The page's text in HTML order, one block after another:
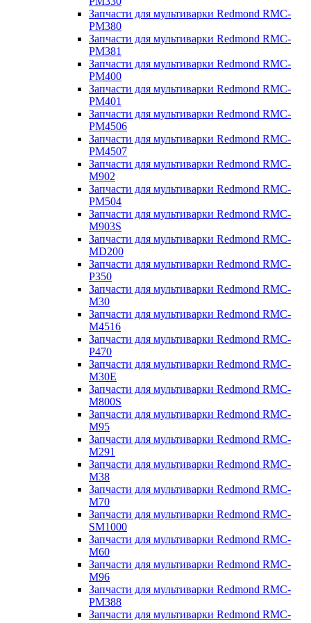
Запчасти для мультиварки Redmond RMC-
PM380
Запчасти для мультиварки Redmond RMC-
PM381
Запчасти для мультиварки Redmond RMC-
PM400
Запчасти для мультиварки Redmond RMC-
PM401
Запчасти для мультиварки Redmond RMC-
PM4506
Запчасти для мультиварки Redmond RMC-
PM4507
Запчасти для мультиварки Redmond RMC-
M902
Запчасти для мультиварки Redmond RMC-
PM504
Запчасти для мультиварки Redmond RMC-
M903S
Запчасти для мультиварки Redmond RMC-
MD200
Запчасти для мультиварки Redmond RMC-
P350
Запчасти для мультиварки Redmond RMC-
M30
Запчасти для мультиварки Redmond RMC-
M4516
Запчасти для мультиварки Redmond RMC-
P470
Запчасти для мультиварки Redmond RMC-
M30E
Запчасти для мультиварки Redmond RMC-
M800S
Запчасти для мультиварки Redmond RMC-
M95
Запчасти для мультиварки Redmond RMC-
M291
Запчасти для мультиварки Redmond RMC-
M38
Запчасти для мультиварки Redmond RMC-
M70
Запчасти для мультиварки Redmond RMC-
SM1000
Запчасти для мультиварки Redmond RMC-
M60
Запчасти для мультиварки Redmond RMC-
M96
Запчасти для мультиварки Redmond RMC-
PM388
Запчасти для мультиварки Redmond RMC-